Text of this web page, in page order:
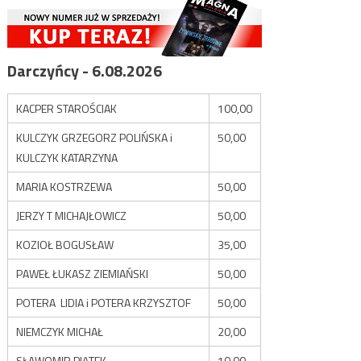
Darczyńcy - 6.08.2026
KACPER STAROŚCIAK
100,00
KULCZYK GRZEGORZ POLIŃSKA i
KULCZYK KATARZYNA
50,00
MARIA KOSTRZEWA
50,00
JERZY T MICHAJŁOWICZ
50,00
KOZIOŁ BOGUSŁAW
35,00
PAWEŁ ŁUKASZ ZIEMIAŃSKI
50,00
POTERA LIDIA i POTERA KRZYSZTOF
50,00
NIEMCZYK MICHAŁ
20,00